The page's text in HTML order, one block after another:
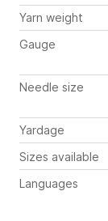
Yarn weight
Gauge
Needle size
Yardage
Sizes available
Languages